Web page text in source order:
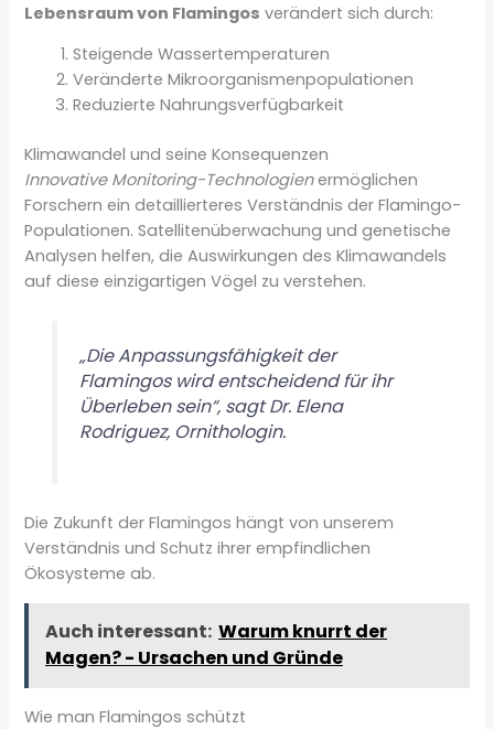
Lebensraum von Flamingos verändert sich durch:
Steigende Wassertemperaturen
Veränderte Mikroorganismenpopulationen
Reduzierte Nahrungsverfügbarkeit
Klimawandel und seine Konsequenzen
Innovative Monitoring-Technologienermöglichen
Forschern ein detaillierteres Verständnis der Flamingo-
Populationen. Satellitenüberwachung und genetische
Analysen helfen, die Auswirkungen des Klimawandels
auf diese einzigartigen Vögel zu verstehen.
„Die Anpassungsfähigkeit der
Flamingos wird entscheidend für ihr
Überleben sein“, sagt Dr. Elena
Rodriguez, Ornithologin.
Die Zukunft der Flamingos hängt von unserem
Verständnis und Schutz ihrer empfindlichen
Ökosysteme ab.
Auch interessant: Warum knurrt der
Magen? - Ursachen und Gründe
Wie man Flamingos schützt